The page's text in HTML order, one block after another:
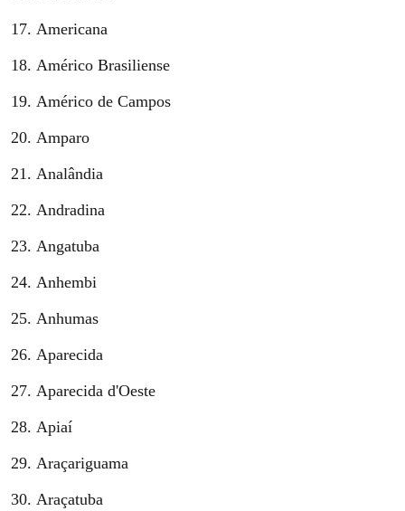
Americana
Américo Brasiliense
Américo de Campos
Amparo
Analândia
Andradina
Angatuba
Anhembi
Anhumas
Aparecida
Aparecida d'Oeste
Apiaí
Araçariguama
Araçatuba